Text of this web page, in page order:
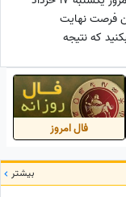
این فرصت نهایت
که نتیجه
فال امروز
بیشتر